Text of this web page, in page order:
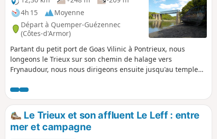
4h 15
Moyenne
Départ à Quemper-Guézennec
(Côtes-d'Armor)
Partant du petit port de Goas Vilinic à Pontrieux, nous
longeons le Trieux sur son chemin de halage vers
Frynaudour, nous nous dirigeons ensuite jusqu'au temple
Le Trieux et son affluent Le Leff : entre
mer et campagne